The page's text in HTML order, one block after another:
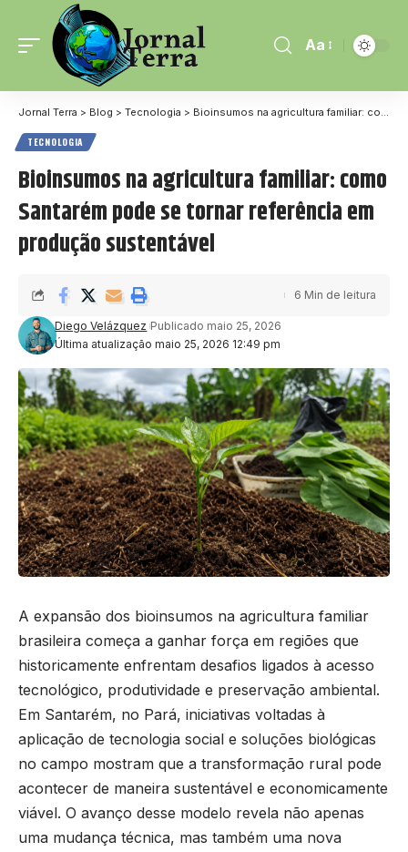
Aa
Jornal Terra > Blog > Tecnologia > Bioinsumos na agricultura familiar: como Santarém pode se tornar referência em produção sustentável
TECNOLOGIA
Bioinsumos na agricultura familiar: como
Santarém pode se tornar referência em
produção sustentável
Última atualização maio 25, 2026 12:49 pm
Diego Velázquez Publicado maio 25, 2026
6 Min de leitura
A expansão dos bioinsumos na agricultura familiar
brasileira começa a ganhar força em regiões que
historicamente enfrentam desafios ligados à acesso
tecnológico, produtividade e preservação ambiental.
Em Santarém, no Pará, iniciativas voltadas à
aplicação de tecnologia social e soluções biológicas
no campo mostram que a transformação rural pode
acontecer de maneira sustentável e economicamente
viável. O avanço desse modelo revela não apenas
uma mudança técnica, mas também uma nova